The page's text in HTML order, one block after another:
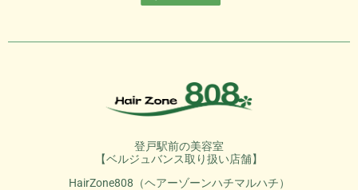
登戸駅前の美容室
【ベルジュバンス取り扱い店舗】
HairZone808（ヘアーゾーンハチマルハチ）